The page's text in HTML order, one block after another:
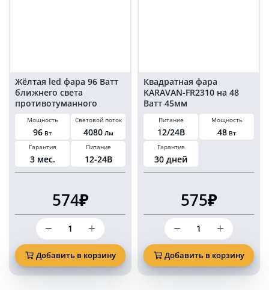
Жёлтая led фара 96 Ватт
ближнего света
противотуманного
KARAVAN-FR1852
Мощность
96 Вт
Световой поток
4080 Лм
Гарантия
3 мес.
Питание
12-24В
574₽
Количество
товара
Жёлтая
led
фара
96
Добавить в корзину
Квадратная фара
KARAVAN-FR2310 на 48
Ватт 45мм
Питание
12/24В
Мощность
48 Вт
Гарантия
30 дней
575₽
Количество
товара
Квадратная
фара
KARAVAN-
FR2310
Добавить в корзину